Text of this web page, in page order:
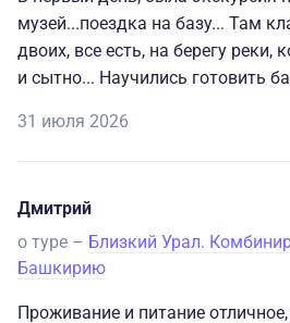
музей...поездка на базу... Там
двоих, все есть, на берегу реки,
и сытно... Научились готовить
зашёл...
ступеням вверх. Красиво. Потом
красноусольские источники.
бодрит... Рядом река и грязи.
31 июля 2026
Дмитрий
о туре – Близкий Урал.
Башкирию
Проживание и питание